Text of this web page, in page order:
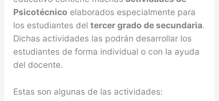
Psicotécnico elaborados especialmente para
los estudiantes del tercer grado de secundaria.
Dichas actividades las podrán desarrollar los
estudiantes de forma individual o con la ayuda
del docente.
Estas son algunas de las actividades: